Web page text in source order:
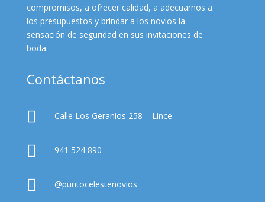
compromisos, a ofrecer calidad, a adecuarnos a
los presupuestos y brindar a los novios la
sensación de seguridad en sus invitaciones de
boda.
Contáctanos
 Calle Los Geranios 258 – Lince
 941 524 890
 @puntocelestenovios